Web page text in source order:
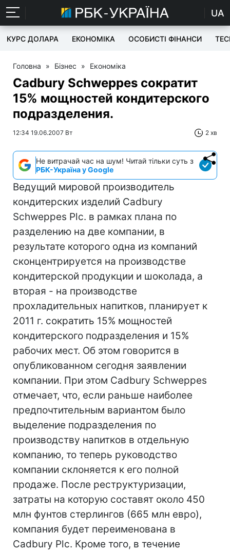
UA
КУРС ДОЛАРА ЕКОНОМІКА ОСОБИСТІ ФІНАНСИ
Головна » Бізнес » Економіка
Cadbury Schweppes сократит
15% мощностей кондитерского
подразделения.
12:34 19.06.2007 Вт 2 хв
Не витрачай час на шум! Читай тільки суть з
РБК-Україна у Google
Ведущий мировой производитель
кондитерских изделий Cadbury
Schweppes Plc. в рамках плана по
разделению на две компании, в
результате которого одна из компаний
сконцентрируется на производстве
кондитерской продукции и шоколада, а
вторая - на производстве
прохладительных напитков, планирует к
2011 г. сократить 15% мощностей
кондитерского подразделения и 15%
рабочих мест. Об этом говорится в
опубликованном сегодня заявлении
компании. При этом Cadbury Schweppes
отмечает, что, если раньше наиболее
предпочтительным вариантом было
выделение подразделения по
производству напитков в отдельную
компанию, то теперь руководство
компании склоняется к его полной
продаже. После реструктуризации,
затраты на которую составят около 450
млн фунтов стерлингов (665 млн евро),
компания будет переименована в
Cadbury Plc. Кроме того, в течение